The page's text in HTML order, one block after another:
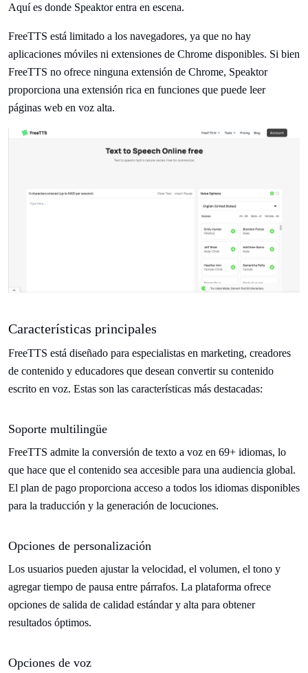
Aquí es donde Speaktor entra en escena.
FreeTTS está limitado a los navegadores, ya que no hay
aplicaciones móviles ni extensiones de Chrome disponibles. Si bien
FreeTTS no ofrece ninguna extensión de Chrome, Speaktor
proporciona una extensión rica en funciones que puede leer
páginas web en voz alta.
Características principales
FreeTTS está diseñado para especialistas en marketing, creadores
de contenido y educadores que desean convertir su contenido
escrito en voz. Estas son las características más destacadas:
Soporte multilingüe
FreeTTS admite la conversión de texto a voz en 69+ idiomas, lo
que hace que el contenido sea accesible para una audiencia global.
El plan de pago proporciona acceso a todos los idiomas disponibles
para la traducción y la generación de locuciones.
Opciones de personalización
Los usuarios pueden ajustar la velocidad, el volumen, el tono y
agregar tiempo de pausa entre párrafos. La plataforma ofrece
opciones de salida de calidad estándar y alta para obtener
resultados óptimos.
Opciones de voz